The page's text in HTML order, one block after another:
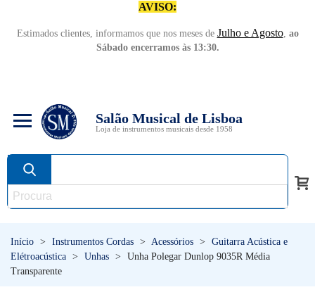
AVISO:
Estimados clientes, informamos que nos meses de Julho e Agosto, ao
Sábado encerramos às 13:30.
Salão Musical de Lisboa
Loja de instrumentos musicais desde 1958
Início > Instrumentos Cordas > Acessórios >
Guitarra Acústica e
Elétroacústica > Unhas >
Unha Polegar Dunlop 9035R Média
Transparente